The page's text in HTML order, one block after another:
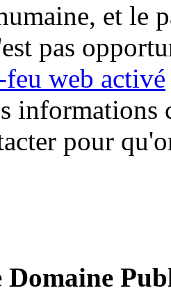
et le
pas
feu web activé
informations
pour